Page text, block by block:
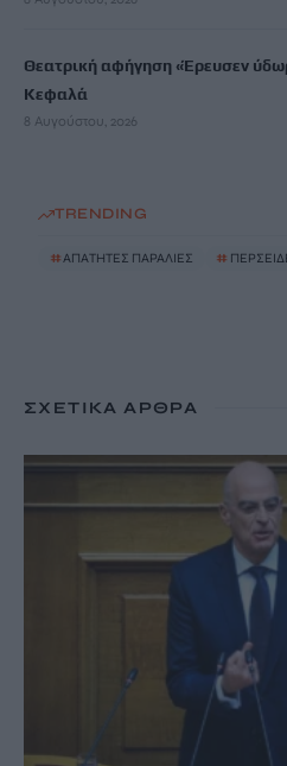
Θεατρική αφήγηση «Έρευσεν
Κεφαλά
8 Αυγούστου, 2026
TRENDING
#ΑΠΑΤΗΤΕΣ ΠΑΡΑΛΙΕΣ #
ΣΧΕΤΙΚΆ ΆΡΘΡΑ